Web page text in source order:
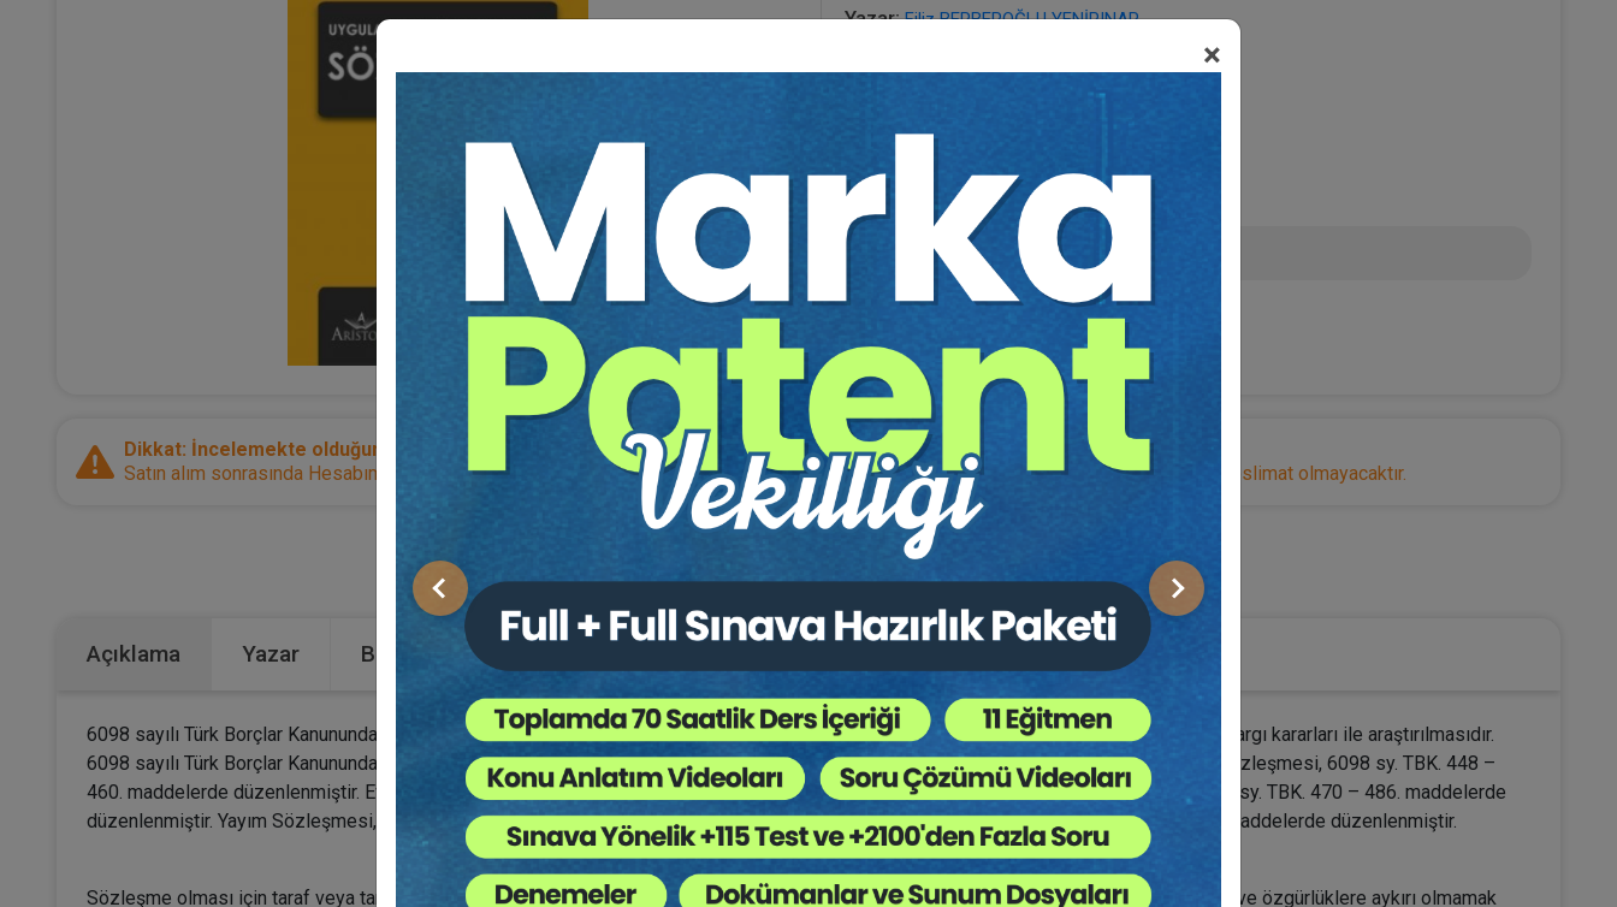
×
Önceki Sonraki
Yazar: Filiz BERBEROĞLU YENİPINAR
E-kitap
Basılı Olsaydı Fiyatı: 600,00
600,00 TL 360,00 TL
Dikkat: İncelemekte olduğunuz ürün bir e-kitaptır.
Satın alım sonrasında Hesabım sayfanız üzerinden direkt olarak ulaşabilir ve cihazlarınızdan okuyabilirsiniz. Adresinize herhangi bir teslimat olmayacaktır.
Kategoriler: Bütün Hukuk Kitapları,Borçlar Hukuku,Sözleşmeler Hukuku
Açıklama Yazar Bu Kitap İçin Kaç Ağaç Kesiliyor ?
6098 sayılı Türk Borçlar Kanununda düzenlenen hizmet sözleşmelerinin genel nitelikleri ve birbirlerinden ayırt edici özelliklerinin Yüksek Yargı kararları ile araştırılmasıdır.
6098 sayılı Türk Borçlar Kanununda, Genel Hizmet Sözleşmesi, 6098 sy. TBK. m. 393 – 447. maddelerde düzenlenmiştir. Pazarlamacılık Sözleşmesi, 6098 sy. TBK. 448 –
460. maddelerde düzenlenmiştir. Evde Hizmet Sözleşmesi, 6098 sy. TBK. 461 – 469. maddelerde düzenlenmiştir. Eser Sözleşmesi, 6098 sy. TBK. 470 – 486. maddelerde
düzenlenmiştir. Yayım Sözleşmesi, 6098 sy. TBK. 487 – 501. maddelerde düzenlenmiştir. Vekâlet Sözleşmesi, 6098 sy. TBK. 502 – 514. maddelerde düzenlenmiştir.
Sözleşme olması için taraf veya tarafların olması gerekir. Sözleşme özgürlüğü ile taraflar ahlaka, adaba, genel hukuk kuralları ile temel hak ve özgürlüklere aykırı olmamak